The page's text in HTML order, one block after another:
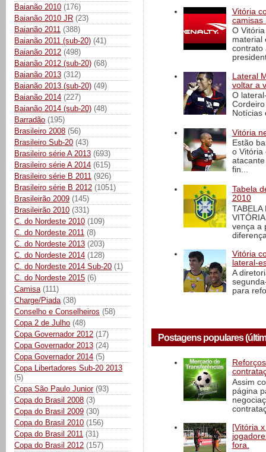
Baianão 2010 (176)
Baianão 2010 JR (23)
Baianão 2011 (388)
Baianão 2011 (sub-20) (41)
Baianão 2012 (498)
Baianão 2012 (sub-20) (68)
Baianão 2013 (312)
Baianão 2013 (sub-20) (49)
Baianão 2014 (227)
Baianão 2014 (sub-20) (48)
Barradão (195)
Brasileiro 2008 (56)
Brasileiro Sub-20 (43)
Brasileiro série A 2013 (693)
Brasileiro série A 2014 (615)
Brasileiro série B 2011 (926)
Brasileiro série B 2012 (1051)
Brasileirão 2009 (145)
Brasileirão 2010 (331)
C. do Nordeste 2010 (109)
C. do Nordeste 2011 (8)
C. do Nordeste 2013 (203)
C. do Nordeste 2014 (128)
C. do Nordeste 2014 Sub-20 (1)
C. do Nordeste 2015 (6)
Camisa (111)
Charge/Piada (38)
Conselho e Conselheiros (58)
Copa 2 de Julho (48)
Copa Governador 2012 (17)
Copa Governador 2013 (24)
Copa Governador 2014 (5)
Copa Libertadores Sub-20 2013
(5)
Copa São Paulo Junior (93)
Copa do Brasil 2008 (3)
Copa do Brasil 2009 (30)
Copa do Brasil 2010 (156)
Copa do Brasil 2011 (31)
Copa do Brasil 2012 (157)
Vitória
camisas
O
material
contrato
Lateral
voltar a
O
Notícias
Vitória
Estão
o Vitória
fin...
Tabela
2010
TABELA
vença a
Vitória
lateral-
A
para
Postagens populares
Assim
página
[Vitória
fora.